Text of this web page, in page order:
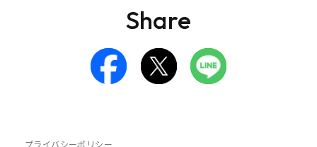
Share
プライバシーポリシー